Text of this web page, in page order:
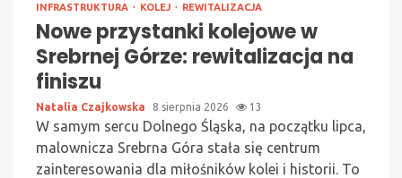
INFRASTRUKTURA KOLEJ REWITALIZACJA
Nowe przystanki kolejowe w
Srebrnej Górze: rewitalizacja na
finiszu
Natalia Czajkowska 8 sierpnia 2026 13
W samym sercu Dolnego Śląska, na początku lipca,
malownicza Srebrna Góra stała się centrum
zainteresowania dla miłośników kolei i historii. To